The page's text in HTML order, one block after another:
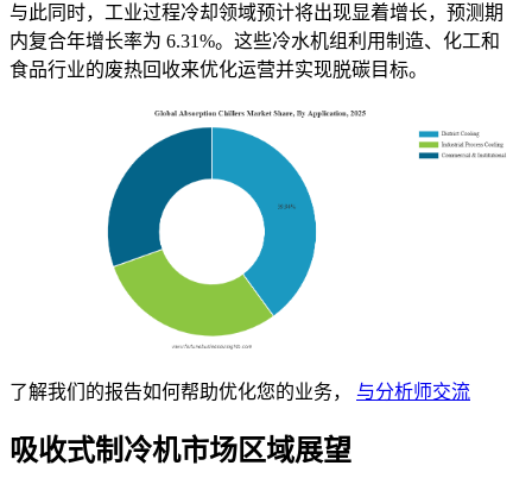
与此同时，工业过程冷却领域预计将出现显着增长，预测期
内复合年增长率为 6.31%。这些冷水机组利用制造、化工和
食品行业的废热回收来优化运营并实现脱碳目标。
了解我们的报告如何帮助优化您的业务， 与分析师交流
吸收式制冷机市场区域展望